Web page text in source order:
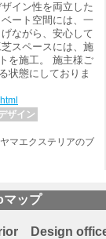
イン性を両立した
ート空間には、一
ながら、安心して
スペースには、施
を施工。 施主様ご
状態にしておりま
ザイン
マエクステリアのブ
ップ
Design